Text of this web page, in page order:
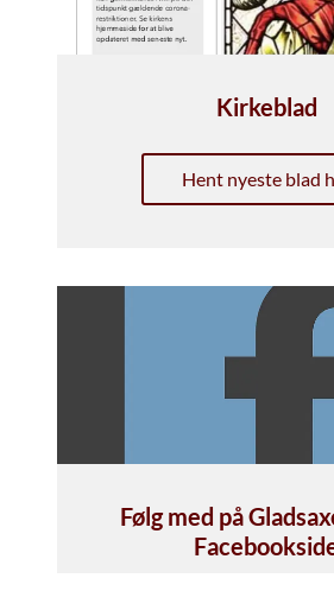
Kirkeblad
Hent nyeste blad
Følg med på